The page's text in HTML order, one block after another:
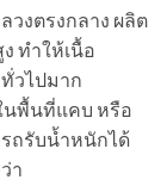
งตรงกลาง ผลิต
ทำให้เนื้อ
วไปมาก
นพื้นที่แคบ หรือ
ถรับน้ำหนักได้
า